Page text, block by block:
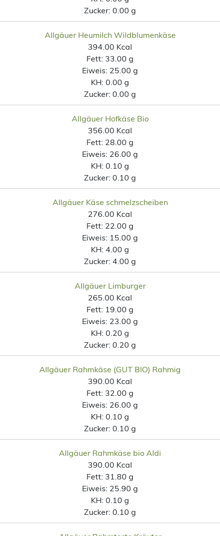
Zucker: 0.00 g
Allgäuer Heumilch Wildblumenkäse
394.00 Kcal
Fett: 33.00 g
Eiweis: 25.00 g
KH: 0.00 g
Zucker: 0.00 g
Allgäuer Hofkäse Bio
356.00 Kcal
Fett: 28.00 g
Eiweis: 26.00 g
KH: 0.10 g
Zucker: 0.10 g
Allgäuer Käse schmelzscheiben
276.00 Kcal
Fett: 22.00 g
Eiweis: 15.00 g
KH: 4.00 g
Zucker: 4.00 g
Allgäuer Limburger
265.00 Kcal
Fett: 19.00 g
Eiweis: 23.00 g
KH: 0.20 g
Zucker: 0.20 g
Allgäuer Rahmkäse (GUT BIO) Rahmig
390.00 Kcal
Fett: 32.00 g
Eiweis: 26.00 g
KH: 0.10 g
Zucker: 0.10 g
Allgäuer Rahmkäse bio Aldi
390.00 Kcal
Fett: 31.80 g
Eiweis: 25.90 g
KH: 0.10 g
Zucker: 0.10 g